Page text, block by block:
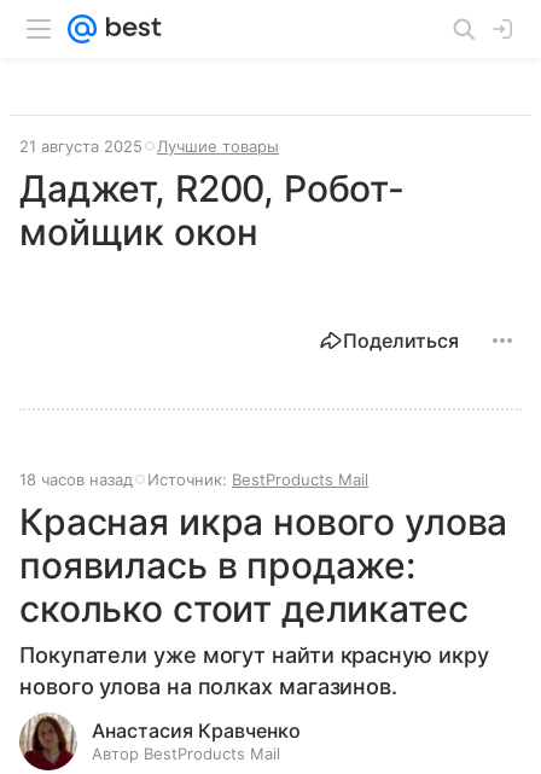
21 августа 2025 Лучшие товары
Даджет, R200, Робот-
мойщик окон
Поделиться
18 часов назад Источник: BestProducts Mail
Красная икра нового улова
появилась в продаже:
сколько стоит деликатес
Покупатели уже могут найти красную икру
нового улова на полках магазинов.
Анастасия Кравченко
Автор BestProducts Mail